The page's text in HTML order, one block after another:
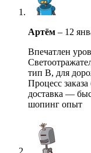
Артём – 12
Впечатлен
тип В, для
Процесс
доставка —
шопинг опыт